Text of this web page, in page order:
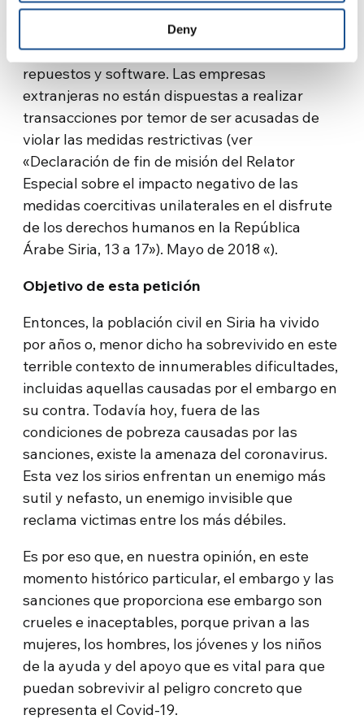
Deny
debidas al embargo han dañado gravemente
la capacidad productiva de Siria, en cambio
debe comprar medicamentos, equipos,
repuestos y software. Las empresas
extranjeras no están dispuestas a realizar
transacciones por temor de ser acusadas de
violar las medidas restrictivas (ver
«Declaración de fin de misión del Relator
Especial sobre el impacto negativo de las
medidas coercitivas unilaterales en el disfrute
de los derechos humanos en la República
Árabe Siria, 13 a 17»). Mayo de 2018 «).
Objetivo de esta petición
Entonces, la población civil en Siria ha vivido
por años o, menor dicho ha sobrevivido en este
terrible contexto de innumerables dificultades,
incluidas aquellas causadas por el embargo en
su contra. Todavía hoy, fuera de las
condiciones de pobreza causadas por las
sanciones, existe la amenaza del coronavirus.
Esta vez los sirios enfrentan un enemigo más
sutil y nefasto, un enemigo invisible que
reclama victimas entre los más débiles.
Es por eso que, en nuestra opinión, en este
momento histórico particular, el embargo y las
sanciones que proporciona ese embargo son
crueles e inaceptables, porque privan a las
mujeres, los hombres, los jóvenes y los niños
de la ayuda y del apoyo que es vital para que
puedan sobrevivir al peligro concreto que
representa el Covid-19.